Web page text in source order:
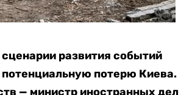
развития событий
потенциальную потерю Киева.
— министр иностранных дел